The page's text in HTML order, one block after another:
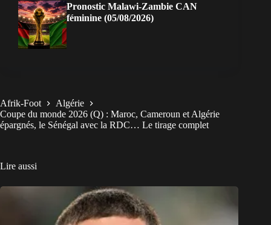
Pronostic Malawi-Zambie CAN
féminine (05/08/2026)
Afrik-Foot
Algérie
Coupe du monde 2026 (Q) : Maroc, Cameroun et Algérie
épargnés, le Sénégal avec la RDC… Le tirage complet
Lire aussi